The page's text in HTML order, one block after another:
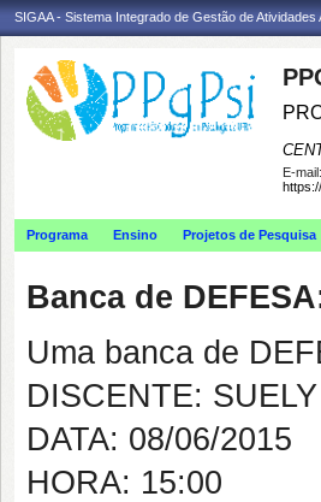
SIGAA - Sistema Integrado de Gestão de Atividades
E-mail:
Programa Ensino Projetos de Pesquisa
Banca de
Uma banca de
DISCENTE:
DATA: 08/06/2015
HORA: 15:00